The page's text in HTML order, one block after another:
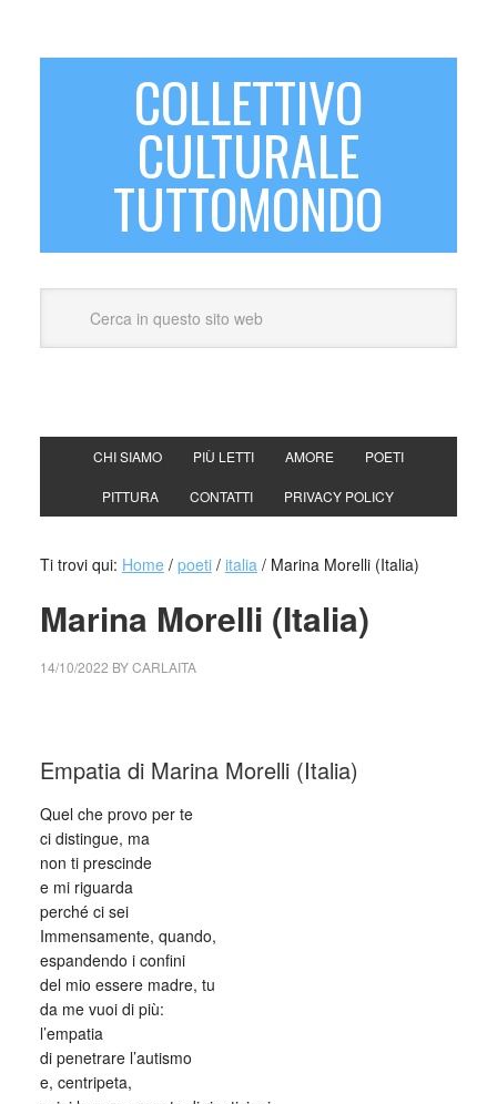
COLLETTIVO
CULTURALE
TUTTOMONDO
CHI SIAMO PIÙ LETTI AMORE POETI
PITTURA CONTATTI PRIVACY POLICY
Ti trovi qui: Home / poeti / italia /Marina Morelli (Italia)
Marina Morelli (Italia)
14/10/2022 BYCARLAITA
Empatia di Marina Morelli (Italia)
Quel che provo per te
ci distingue, ma
non ti prescinde
e mi riguarda
perché ci sei
Immensamente, quando,
espandendo i confini
del mio essere madre, tu
da me vuoi di più:
l’empatia
di penetrare l’autismo
e, centripeta,